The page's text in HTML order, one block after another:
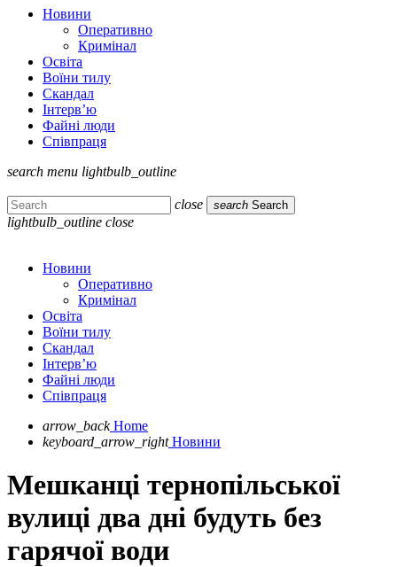
Новини
Оперативно
Кримінал
Освіта
Воїни тилу
Скандал
Інтерв’ю
Файні люди
Співпраця
search menu lightbulb_outline
close search Search
lightbulb_outline close
Новини
Оперативно
Кримінал
Освіта
Воїни тилу
Скандал
Інтерв’ю
Файні люди
Співпраця
arrow_back Home
keyboard_arrow_right Новини
Мешканці тернопільської
вулиці два дні будуть без
гарячої води